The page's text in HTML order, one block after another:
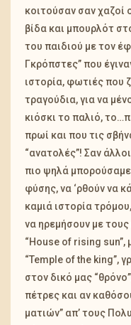
κοιτούσαν σαν χαζοί
βίδα και μπουρλότ
του παιδιού με τον
Γκρόπστες” που
ιστορία, φωτιές που
τραγούδια, για να
κιόσκι το παλιό,
πρωί και που τις
“ανατολές”! Σαν
πιο ψηλά
φύσης, να ‘ρθούν να
καμιά ιστορία
να ηρεμήσουν με
“House of rising sun”,
“Temple of the king”,
στον δικό μας
πέτρες και αν
ματιών” απ’ τους